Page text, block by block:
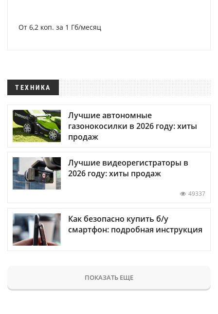
От 6,2 коп. за 1 Гб/месяц
ТЕХНИКА
Лучшие автономные
газонокосилки в 2026 году: хиты
продаж
Лучшие видеорегистраторы в
2026 году: хиты продаж
49337
Как безопасно купить б/у
смартфон: подробная инструкция
ПОКАЗАТЬ ЕЩЕ